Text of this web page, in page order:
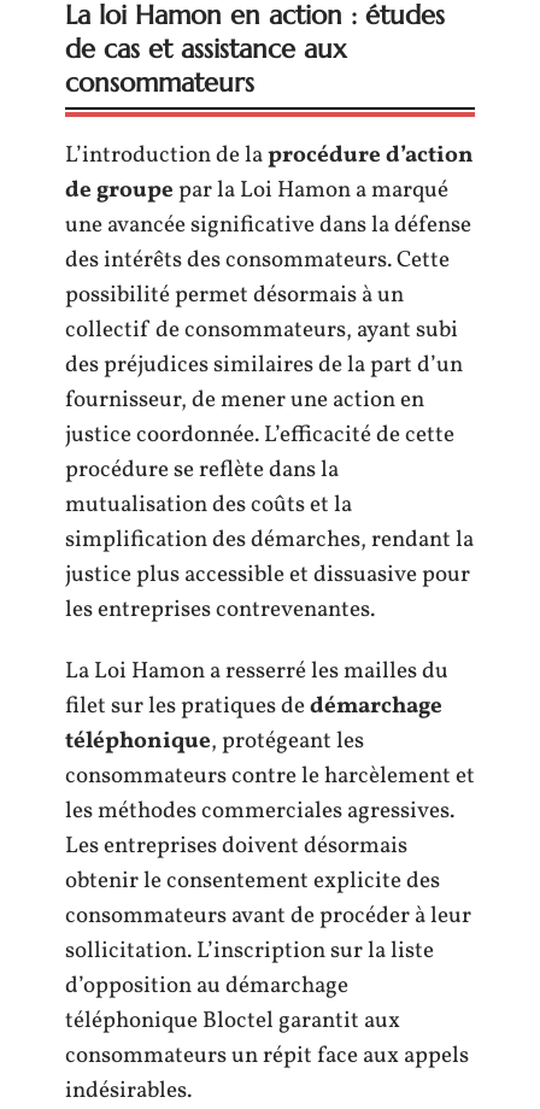
La loi Hamon en action : études
de cas et assistance aux
consommateurs
L’introduction de laprocédure d’action
de groupepar la Loi Hamon a marqué
une avancée significative dans la défense
des intérêts des consommateurs. Cette
possibilité permet désormais à un
collectif de consommateurs, ayant subi
des préjudices similaires de la part d’un
fournisseur, de mener une action en
justice coordonnée. L’efficacité de cette
procédure se reflète dans la
mutualisation des coûts et la
simplification des démarches, rendant la
justice plus accessible et dissuasive pour
les entreprises contrevenantes.
La Loi Hamon a resserré les mailles du
filet sur les pratiques dedémarchage
téléphonique, protégeant les
consommateurs contre le harcèlement et
les méthodes commerciales agressives.
Les entreprises doivent désormais
obtenir le consentement explicite des
consommateurs avant de procéder à leur
sollicitation. L’inscription sur la liste
d’opposition au démarchage
téléphonique Bloctel garantit aux
consommateurs un répit face aux appels
indésirables.